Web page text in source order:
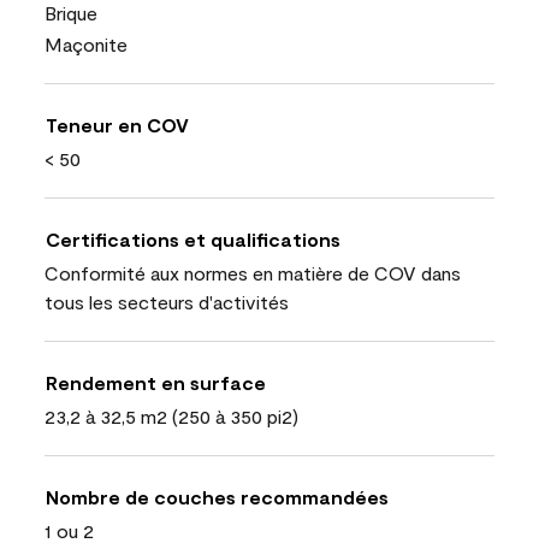
Brique
Maçonite
Teneur en COV
< 50
Certifications et qualifications
Conformité aux normes en matière de COV dans
tous les secteurs d'activités
Rendement en surface
23,2 à 32,5 m2 (250 à 350 pi2)
Nombre de couches recommandées
1 ou 2